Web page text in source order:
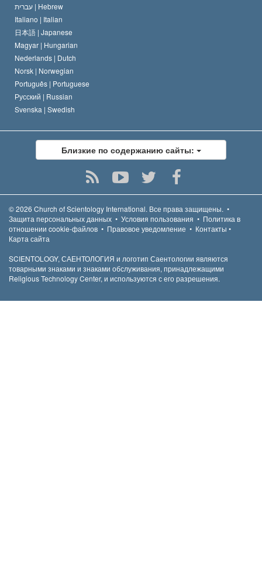
עברית | Hebrew
Italiano | Italian
日本語 | Japanese
Magyar | Hungarian
Nederlands | Dutch
Norsk | Norwegian
Português | Portuguese
Русский | Russian
Svenska | Swedish
Близкие по содержанию сайты:
© 2026 Church of Scientology International. Все права защищены. •
Защита персональных данных • Условия пользования • Политика в
отношении cookie-файлов • Правовое уведомление • Контакты •
Карта сайта
SCIENTOLOGY, САЕНТОЛОГИЯ и логотип Саентологии являются
товарными знаками и знаками обслуживания, принадлежащими
Religious Technology Center, и используются с его разрешения.